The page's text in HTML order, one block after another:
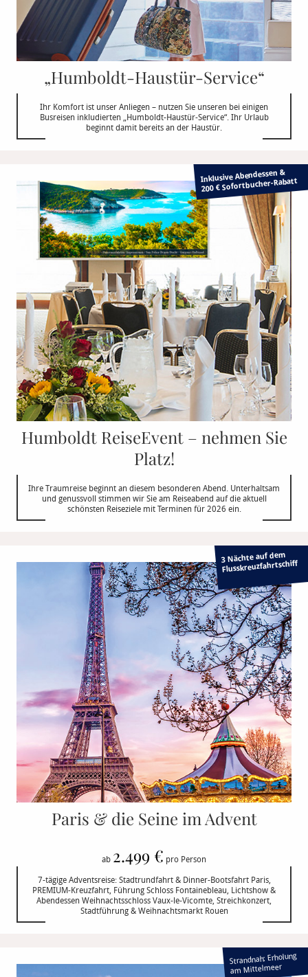
„Humboldt-Haustür-Service“
Ihr Komfort ist unser Anliegen – nutzen Sie unseren bei einigen
Busreisen inkludierten „Humboldt-Haustür-Service“. Ihr Urlaub
beginnt damit bereits an der Haustür.
Inklusive Abendessen &
200 € Sofortbucher-Rabatt
Humboldt ReiseEvent – nehmen Sie
Platz!
Ihre Traumreise beginnt an diesem besonderen Abend. Unterhaltsam
und genussvoll stimmen wir Sie am Reiseabend auf die aktuell
schönsten Reiseziele mit Terminen für 2026 ein.
3 Nächte auf dem
Flusskreuzfahrtschiff
Paris & die Seine im Advent
ab 2.499 € pro Person
7-tägige Adventsreise: Stadtrundfahrt & Dinner-Bootsfahrt Paris,
PREMIUM-Kreuzfahrt, Führung Schloss Fontainebleau, Lichtshow &
Abendessen Weihnachtsschloss Vaux-le-Vicomte, Streichkonzert,
Stadtführung & Weihnachtsmarkt Rouen
Strandnah: Erholung
am Mittelmeer